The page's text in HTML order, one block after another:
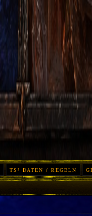
TS³ DATEN / REGELN